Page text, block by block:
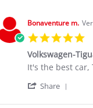
Bonaventure m.
Volkswagen-
Review
Bonaventure
review
Volkswagen-
It's the best
Share